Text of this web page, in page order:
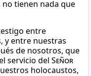
no tienen nada que
entre
y entre nuestras
de nosotros, que
servicio del Señor
holocaustos,